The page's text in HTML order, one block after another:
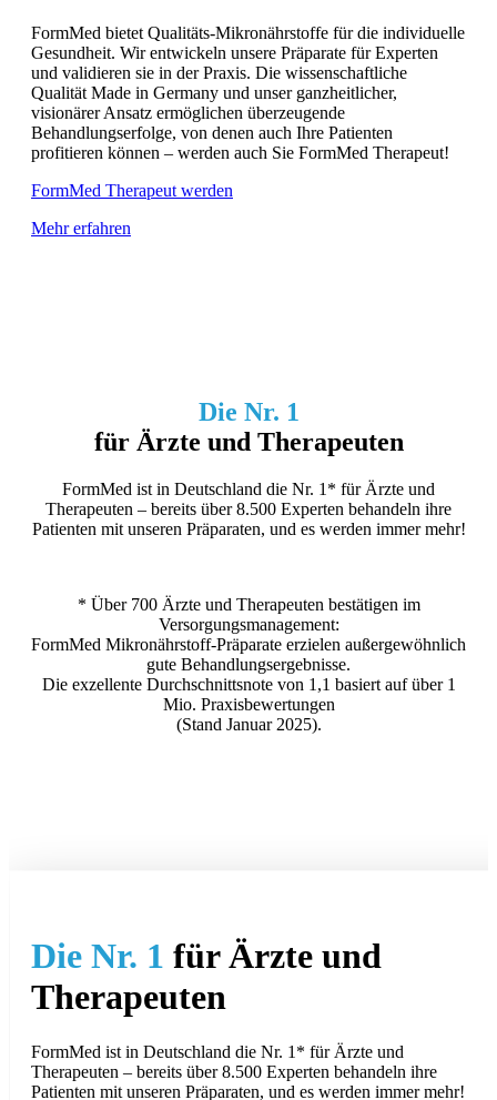
FormMed bietet Qualitäts-Mikronährstoffe für die individuelle
Gesundheit. Wir entwickeln unsere Präparate für Experten
und validieren sie in der Praxis. Die wissenschaftliche
Qualität Made in Germany und unser ganzheitlicher,
visionärer Ansatz ermöglichen überzeugende
Behandlungserfolge, von denen auch Ihre Patienten
profitieren können – werden auch Sie FormMed Therapeut!
FormMed Therapeut werden
Mehr erfahren
Die Nr. 1
für Ärzte und Therapeuten
FormMed ist in Deutschland die Nr. 1* für Ärzte und
Therapeuten – bereits über 8.500 Experten behandeln ihre
Patienten mit unseren Präparaten, und es werden immer mehr!
* Über 700 Ärzte und Therapeuten bestätigen im
Versorgungsmanagement:
FormMed Mikronährstoff-Präparate erzielen außergewöhnlich
gute Behandlungsergebnisse.
Die exzellente Durchschnittsnote von 1,1 basiert auf über 1
Mio. Praxisbewertungen
(Stand Januar 2025).
Die Nr. 1 für Ärzte und
Therapeuten
FormMed ist in Deutschland die Nr. 1* für Ärzte und
Therapeuten – bereits über 8.500 Experten behandeln ihre
Patienten mit unseren Präparaten, und es werden immer mehr!